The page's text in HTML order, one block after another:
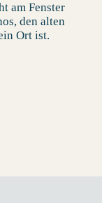
am Fenster
den alten
Ort ist.